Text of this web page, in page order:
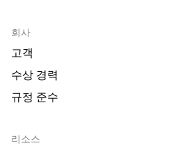
회사
고객
수상 경력
규정 준수
리소스